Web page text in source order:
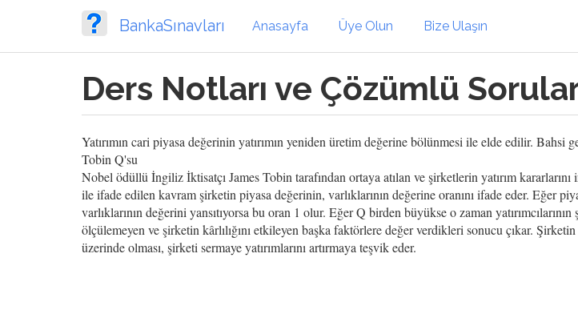
BankaSınavları Anasayfa Üye Olun Bize Ulaşın
Ders Notları ve Çözümlü
Yatırımın cari piyasa değerinin yatırımın yeniden üretim değerine bölünmesi ile elde edilir. Bahsi
Tobin Q'su
Nobel ödüllü İngiliz İktisatçı James Tobin tarafından ortaya atılan ve şirketlerin yatırım
ile ifade edilen kavram şirketin piyasa değerinin, varlıklarının değerine oranını ifade eder. Eğer
varlıklarının değerini yansıtıyorsa bu oran 1 olur. Eğer Q birden büyükse o zaman
ölçülemeyen ve şirketin kârlılığını etkileyen başka faktörlere değer verdikleri sonucu çıkar.
üzerinde olması, şirketi sermaye yatırımlarını artırmaya teşvik eder.